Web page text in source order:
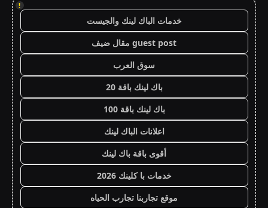
!
خدمات الباك لينك والجيست
guest post مقال ضيف
سوق العرب
باك لينك باقة 20
باك لينك باقة 100
اعلانات الباك لينك
أقوى باقة باك لينك
خدمات با كلينك 2026
موقع تجاربنا تجارب الحياه